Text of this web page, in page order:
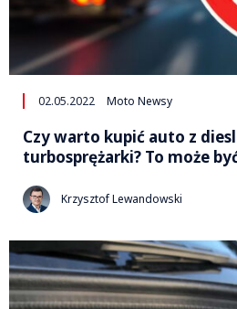
02.05.2022 Moto Newsy
Czy warto kupić auto z
turbosprężarki? To może
Krzysztof Lewandowski